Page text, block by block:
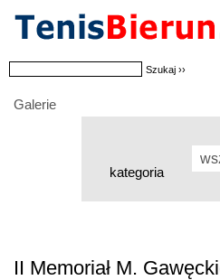
Galerie
kategoria
II Memoriał M.